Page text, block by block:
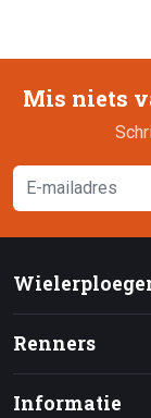
Mis niets
Renners
Informatie